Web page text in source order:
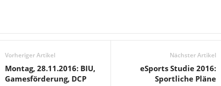
Vorheriger Artikel
Montag, 28.11.2016: BIU,
Gamesförderung, DCP
Nächster Artikel
eSports Studie 2016:
Sportliche Pläne